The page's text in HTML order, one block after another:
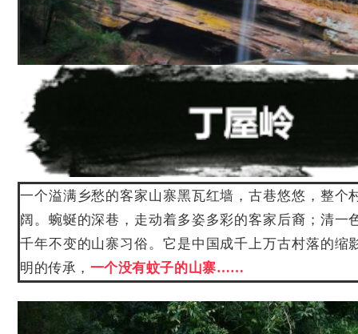
一个溢满乡愁的客家山寨黑瓦红墙，古巷悠悠，整个
阔。蜿蜒的深巷，走动着多姿多彩的客家后裔；清一
千年不变的山寨习俗。它是中国成千上万古村落的缩
明的传承， 一个没有蚊子的山寨……